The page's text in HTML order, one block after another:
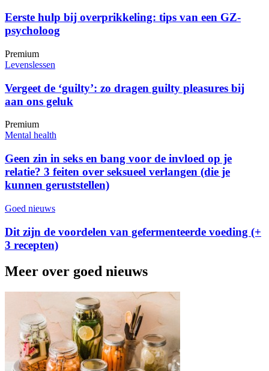
Eerste hulp bij overprikkeling: tips van een GZ-
psycholoog
Premium
Levenslessen
Vergeet de ‘guilty’: zo dragen guilty pleasures bij
aan ons geluk
Premium
Mental health
Geen zin in seks en bang voor de invloed op je
relatie? 3 feiten over seksueel verlangen (die je
kunnen geruststellen)
Goed nieuws
Dit zijn de voordelen van gefermenteerde voeding (+
3 recepten)
Meer over goed nieuws